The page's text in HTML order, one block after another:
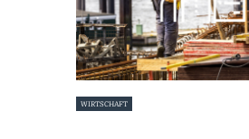
WIRTSCHAFT